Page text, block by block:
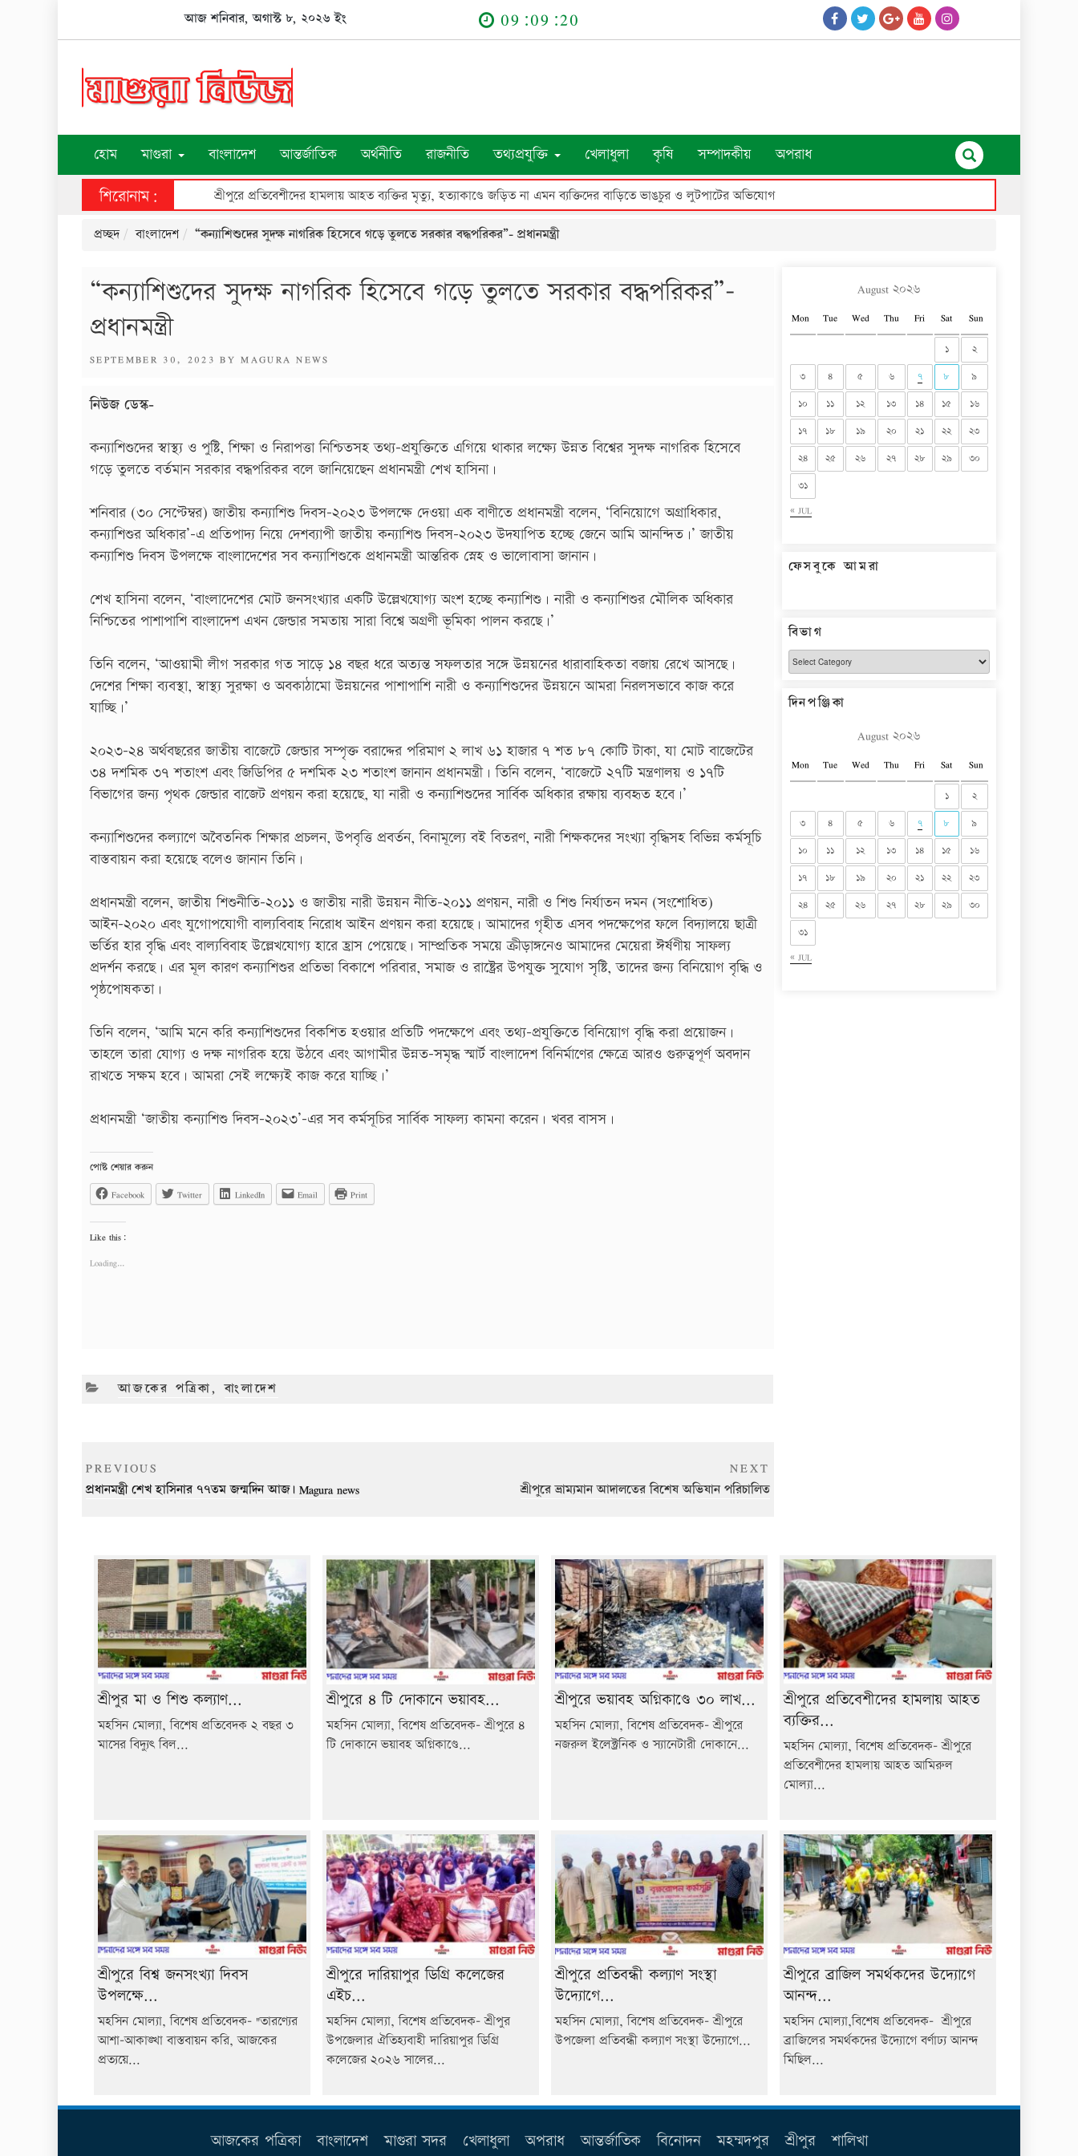
আজ শনিবার, অগাস্ট ৮, ২০২৬ ইং 09:09:21
হোম মাগুরা বাংলাদেশ আন্তর্জাতিক অর্থনীতি রাজনীতি তথ্যপ্রযুক্তি খেলাধুলা কৃষি সম্পাদকীয় অপরাধ
শিরোনাম: শ্রীপুরে বিশ্ব জনসংখ্যা দিবস উপলক্ষে আলোচনা সভা, ক্রেস্ট ও সনদ বিতরণ
প্রচ্ছদ বাংলাদেশ “কন্যাশিশুদের সুদক্ষ নাগরিক হিসেবে গড়ে তুলতে সরকার বদ্ধপরিকর”- প্রধানমন্ত্রী
“কন্যাশিশুদের সুদক্ষ নাগরিক হিসেবে গড়ে তুলতে সরকার বদ্ধপরিকর”-
প্রধানমন্ত্রী
POSTED
SEPTEMBER 30, 2023 BYMAGURA NEWS
নিউজ ডেস্ক-
কন্যাশিশুদের স্বাস্থ্য ও পুষ্টি, শিক্ষা ও নিরাপত্তা নিশ্চিতসহ তথ্য-প্রযুক্তিতে এগিয়ে থাকার লক্ষ্যে উন্নত বিশ্বের সুদক্ষ নাগরিক হিসেবে
গড়ে তুলতে বর্তমান সরকার বদ্ধপরিকর বলে জানিয়েছেন প্রধানমন্ত্রী শেখ হাসিনা।
শনিবার (৩০ সেপ্টেম্বর) জাতীয় কন্যাশিশু দিবস-২০২৩ উপলক্ষে দেওয়া এক বাণীতে প্রধানমন্ত্রী বলেন, ‘বিনিয়োগে অগ্রাধিকার,
কন্যাশিশুর অধিকার’-এ প্রতিপাদ্য নিয়ে দেশব্যাপী জাতীয় কন্যাশিশু দিবস-২০২৩ উদযাপিত হচ্ছে জেনে আমি আনন্দিত।’ জাতীয়
কন্যাশিশু দিবস উপলক্ষে বাংলাদেশের সব কন্যাশিশুকে প্রধানমন্ত্রী আন্তরিক স্নেহ ও ভালোবাসা জানান।
শেখ হাসিনা বলেন, ‘বাংলাদেশের মোট জনসংখ্যার একটি উল্লেখযোগ্য অংশ হচ্ছে কন্যাশিশু। নারী ও কন্যাশিশুর মৌলিক অধিকার
নিশ্চিতের পাশাপাশি বাংলাদেশ এখন জেন্ডার সমতায় সারা বিশ্বে অগ্রণী ভূমিকা পালন করছে।’
তিনি বলেন, ‘আওয়ামী লীগ সরকার গত সাড়ে ১৪ বছর ধরে অত্যন্ত সফলতার সঙ্গে উন্নয়নের ধারাবাহিকতা বজায় রেখে আসছে।
দেশের শিক্ষা ব্যবস্থা, স্বাস্থ্য সুরক্ষা ও অবকাঠামো উন্নয়নের পাশাপাশি নারী ও কন্যাশিশুদের উন্নয়নে আমরা নিরলসভাবে কাজ করে
যাচ্ছি।’
২০২৩-২৪ অর্থবছরের জাতীয় বাজেটে জেন্ডার সম্পৃক্ত বরাদ্দের পরিমাণ ২ লাখ ৬১ হাজার ৭ শত ৮৭ কোটি টাকা, যা মোট বাজেটের
৩৪ দশমিক ৩৭ শতাংশ এবং জিডিপির ৫ দশমিক ২৩ শতাংশ জানান প্রধানমন্ত্রী। তিনি বলেন, ‘বাজেটে ২৭টি মন্ত্রণালয় ও ১৭টি
বিভাগের জন্য পৃথক জেন্ডার বাজেট প্রণয়ন করা হয়েছে, যা নারী ও কন্যাশিশুদের সার্বিক অধিকার রক্ষায় ব্যবহৃত হবে।’
কন্যাশিশুদের কল্যাণে অবৈতনিক শিক্ষার প্রচলন, উপবৃত্তি প্রবর্তন, বিনামূল্যে বই বিতরণ, নারী শিক্ষকদের সংখ্যা বৃদ্ধিসহ বিভিন্ন কর্মসূচি
বাস্তবায়ন করা হয়েছে বলেও জানান তিনি।
প্রধানমন্ত্রী বলেন, জাতীয় শিশুনীতি-২০১১ ও জাতীয় নারী উন্নয়ন নীতি-২০১১ প্রণয়ন, নারী ও শিশু নির্যাতন দমন (সংশোধিত)
আইন-২০২০ এবং যুগোপযোগী বাল্যবিবাহ নিরোধ আইন প্রণয়ন করা হয়েছে। আমাদের গৃহীত এসব পদক্ষেপের ফলে বিদ্যালয়ে ছাত্রী
ভর্তির হার বৃদ্ধি এবং বাল্যবিবাহ উল্লেখযোগ্য হারে হ্রাস পেয়েছে। সাম্প্রতিক সময়ে ক্রীড়াঙ্গনেও আমাদের মেয়েরা ঈর্ষণীয় সাফল্য
প্রদর্শন করছে। এর মূল কারণ কন্যাশিশুর প্রতিভা বিকাশে পরিবার, সমাজ ও রাষ্ট্রের উপযুক্ত সুযোগ সৃষ্টি, তাদের জন্য বিনিয়োগ বৃদ্ধি ও
পৃষ্ঠপোষকতা।
তিনি বলেন, ‘আমি মনে করি কন্যাশিশুদের বিকশিত হওয়ার প্রতিটি পদক্ষেপে এবং তথ্য-প্রযুক্তিতে বিনিয়োগ বৃদ্ধি করা প্রয়োজন।
তাহলে তারা যোগ্য ও দক্ষ নাগরিক হয়ে উঠবে এবং আগামীর উন্নত-সমৃদ্ধ স্মার্ট বাংলাদেশ বিনির্মাণের ক্ষেত্রে আরও গুরুত্বপূর্ণ অবদান
রাখতে সক্ষম হবে। আমরা সেই লক্ষ্যেই কাজ করে যাচ্ছি।’
প্রধানমন্ত্রী ‘জাতীয় কন্যাশিশু দিবস-২০২৩’-এর সব কর্মসূচির সার্বিক সাফল্য কামনা করেন। খবর বাসস।
পোষ্ট শেয়ার করুন
Facebook
Twitter LinkedIn Email Print
Like this:
Loading...
CATEGORIES
আজকের পত্রিকা,বাংলাদেশ
Post
navigation
Previous
Post
PREVIOUS
প্রধানমন্ত্রী শেখ হাসিনার ৭৭তম জন্মদিন আজ। Magura news
Post
NEXT
শ্রীপুরে ভ্রাম্যমান আদালতের বিশেষ অভিযান পরিচালিত
August ২০২৬
Mon Tue Wed Thu Fri Sat Sun
« JUL
১
২
৩
৪ ৫ ৬ ৭ ৮
৯
১০
১১ ১২ ১৩ ১৪ ১৫
১৬
১৭
১৮ ১৯ ২০ ২১ ২২
২৩
২৪
২৫ ২৬ ২৭ ২৮ ২৯
৩০
৩১
ফেসবুকে আমরা
বিভাগ
বিভাগ
দিনপঞ্জিকা
August ২০২৬
Mon Tue Wed Thu Fri Sat Sun
« JUL
১
২
৩
৪ ৫ ৬ ৭ ৮
৯
১০
১১ ১২ ১৩ ১৪ ১৫
১৬
১৭
১৮ ১৯ ২০ ২১ ২২
২৩
২৪
২৫ ২৬ ২৭ ২৮ ২৯
৩০
৩১
শ্রীপুর মা ও শিশু কল্যাণ...
মহসিন মোল্যা, বিশেষ প্রতিবেদক ২ বছর ৩
মাসের বিদ্যুৎ বিল...
শ্রীপুরে ৪ টি দোকানে ভয়াবহ...
মহসিন মোল্যা, বিশেষ প্রতিবেদক- শ্রীপুরে ৪
টি দোকানে ভয়াবহ অগ্নিকাণ্ডে...
শ্রীপুরে ভয়াবহ অগ্নিকাণ্ডে ৩০ লাখ...
মহসিন মোল্যা, বিশেষ প্রতিবেদক- শ্রীপুরে
নজরুল ইলেক্ট্রনিক ও স্যানেটারী দোকানে...
শ্রীপুরে প্রতিবেশীদের হামলায় আহত
ব্যক্তির...
মহসিন মোল্যা, বিশেষ প্রতিবেদক- শ্রীপুরে
প্রতিবেশীদের হামলায় আহত আমিরুল
মোল্যা...
শ্রীপুরে বিশ্ব জনসংখ্যা দিবস
উপলক্ষে...
মহসিন মোল্যা, বিশেষ প্রতিবেদক- "তারণ্যের
আশা-আকাঙ্খা বাস্তবায়ন করি, আজকের
প্রত্যয়ে...
শ্রীপুরে দারিয়াপুর ডিগ্রি কলেজের
এইচ...
মহসিন মোল্যা, বিশেষ প্রতিবেদক- শ্রীপুর
উপজেলার ঐতিহ্যবাহী দারিয়াপুর ডিগ্রি
কলেজের ২০২৬ সালের...
শ্রীপুরে প্রতিবন্ধী কল্যাণ সংস্থা
উদ্যোগে...
মহসিন মোল্যা, বিশেষ প্রতিবেদক- শ্রীপুরে
উপজেলা প্রতিবন্ধী কল্যাণ সংস্থা উদ্যোগে...
শ্রীপুরে ব্রাজিল সমর্থকদের উদ্যোগে
আনন্দ...
মহসিন মোল্যা,বিশেষ প্রতিবেদক- শ্রীপুরে
ব্রাজিলের সমর্থকদের উদ্যোগে বর্ণাঢ্য আনন্দ
মিছিল...
আজকের পত্রিকা বাংলাদেশ মাগুরা সদর খেলাধুলা অপরাধ আন্তর্জাতিক বিনোদন মহম্মদপুর শ্রীপুর শালিখা